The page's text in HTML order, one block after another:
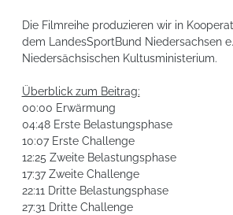
Die Filmreihe produzieren wir in
dem LandesSportBund Niedersachsen
Niedersächsischen Kultusministerium.
Überblick zum Beitrag:
00:00 Erwärmung
04:48 Erste Belastungsphase
10:07 Erste Challenge
12:25 Zweite Belastungsphase
17:37 Zweite Challenge
22:11 Dritte Belastungsphase
27:31 Dritte Challenge